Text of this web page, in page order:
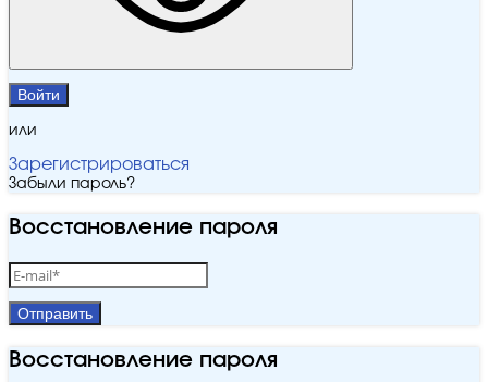
Войти
или
Зарегистрироваться
Забыли пароль?
Восстановление пароля
Отправить
Восстановление пароля